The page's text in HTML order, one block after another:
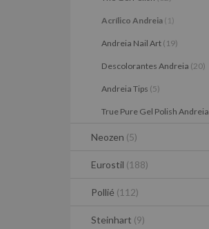
Acrílico Andreia (1)
Andreia Nail Art (19)
Descolorantes Andreia (20)
Andreia Tips (5)
True Pure Gel Polish Andreia
Neozen (5)
Eurostil (188)
Pollié (112)
Steinhart (9)